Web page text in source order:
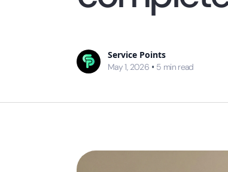
Service Points
May 1, 2026 • 5 min read